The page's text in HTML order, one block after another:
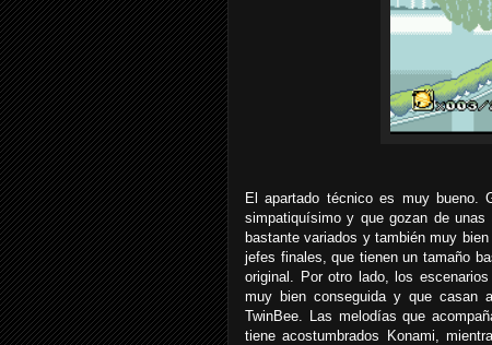
El apartado técnico es muy bueno.
simpatiquísimo y que gozan de
bastante variados y también muy
jefes finales, que tienen un tamaño
original. Por otro lado, los
muy bien conseguida y que casan
TwinBee. Las melodías que
tiene acostumbrados Konami,